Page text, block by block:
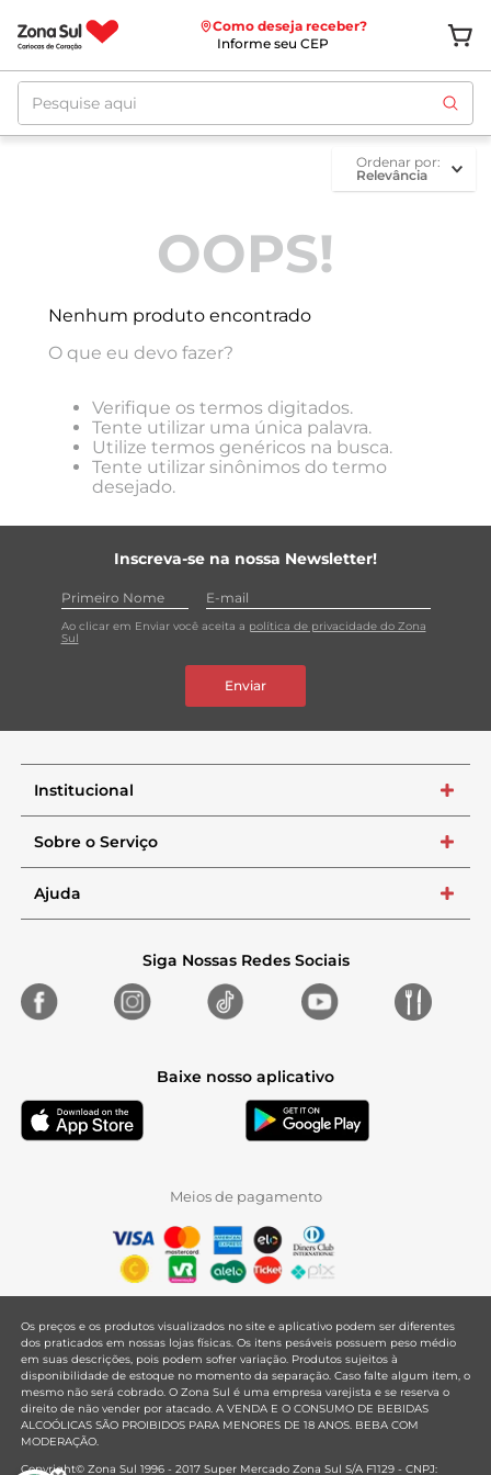
Como deseja receber?
Informe seu CEP
Pesquise aqui
ordenar por
Relevância
OOPS!
Nenhum produto encontrado
O que eu devo fazer?
Verifique os termos digitados.
Tente utilizar uma única palavra.
Utilize termos genéricos na busca.
Tente utilizar sinônimos do termo
desejado.
Inscreva-se na nossa Newsletter!
Ao clicar em Enviar você aceita a política de privacidade do Zona
Sul
Enviar
Institucional +
Sobre o Serviço +
Ajuda +
Siga Nossas Redes Sociais
Baixe nosso aplicativo
Meios de pagamento
Os preços e os produtos visualizados no site e aplicativo podem ser diferentes
dos praticados em nossas lojas físicas. Os itens pesáveis possuem peso médio
em suas descrições, pois podem sofrer variação. Produtos sujeitos à
disponibilidade de estoque no momento da separação. Caso falte algum item, o
mesmo não será cobrado. O Zona Sul é uma empresa varejista e se reserva o
direito de não vender por atacado. A VENDA E O CONSUMO DE BEBIDAS
ALCOÓLICAS SÃO PROIBIDOS PARA MENORES DE 18 ANOS. BEBA COM
MODERAÇÃO.
Copyright© Zona Sul 1996 - 2017 Super Mercado Zona Sul S/A F1129 - CNPJ: